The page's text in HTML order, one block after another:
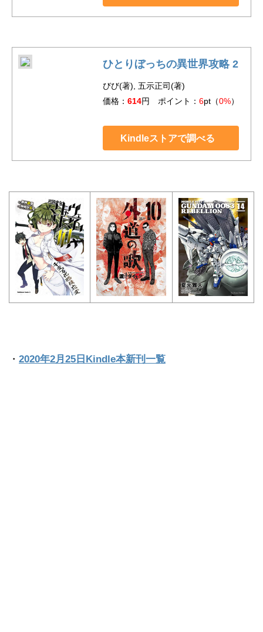
ひとりぼっちの異世界攻略 2
びび(著), 五示正司(著)
価格： 614円 ポイント： 6pt（0%）
Kindleストアで調べる
・ 2020年2月25日Kindle本新刊一覧